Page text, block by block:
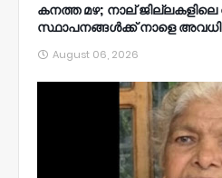
കനത്ത മഴ; നാല്‌
സ്ഥാപനങ്ങൾക്ക് നാളെ
August 06, 2026